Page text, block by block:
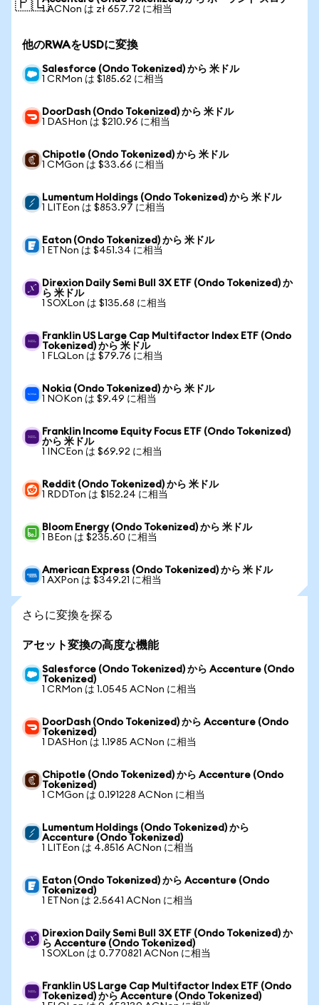
🇵🇱1 ACNon は zł 657.72 に相当
他のRWAをUSDに変換
Salesforce (Ondo Tokenized) から 米ドル
1 CRMon は $185.62 に相当
DoorDash (Ondo Tokenized) から 米ドル
1 DASHon は $210.96 に相当
Chipotle (Ondo Tokenized) から 米ドル
1 CMGon は $33.66 に相当
Lumentum Holdings (Ondo Tokenized) から 米ドル
1 LITEon は $853.97 に相当
Eaton (Ondo Tokenized) から 米ドル
1 ETNon は $451.34 に相当
Direxion Daily Semi Bull 3X ETF (Ondo Tokenized) か
ら 米ドル
1 SOXLon は $135.68 に相当
Franklin US Large Cap Multifactor Index ETF (Ondo
Tokenized) から 米ドル
1 FLQLon は $79.76 に相当
Nokia (Ondo Tokenized) から 米ドル
1 NOKon は $9.49 に相当
Franklin Income Equity Focus ETF (Ondo Tokenized)
から 米ドル
1 INCEon は $69.92 に相当
Reddit (Ondo Tokenized) から 米ドル
1 RDDTon は $152.24 に相当
Bloom Energy (Ondo Tokenized) から 米ドル
1 BEon は $235.60 に相当
American Express (Ondo Tokenized) から 米ドル
1 AXPon は $349.21 に相当
さらに変換を探る
アセット変換の高度な機能
Salesforce (Ondo Tokenized) から Accenture (Ondo
Tokenized)
1 CRMon は 1.0545 ACNon に相当
DoorDash (Ondo Tokenized) から Accenture (Ondo
Tokenized)
1 DASHon は 1.1985 ACNon に相当
Chipotle (Ondo Tokenized) から Accenture (Ondo
Tokenized)
1 CMGon は 0.191228 ACNon に相当
Lumentum Holdings (Ondo Tokenized) から
Accenture (Ondo Tokenized)
1 LITEon は 4.8516 ACNon に相当
Eaton (Ondo Tokenized) から Accenture (Ondo
Tokenized)
1 ETNon は 2.5641 ACNon に相当
Direxion Daily Semi Bull 3X ETF (Ondo Tokenized) か
ら Accenture (Ondo Tokenized)
1 SOXLon は 0.770821 ACNon に相当
Franklin US Large Cap Multifactor Index ETF (Ondo
Tokenized) から Accenture (Ondo Tokenized)